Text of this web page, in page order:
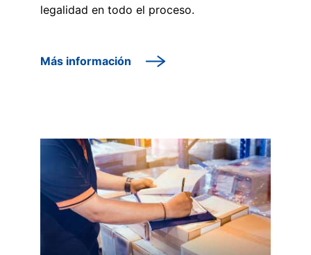
legalidad en todo el proceso.
Más información